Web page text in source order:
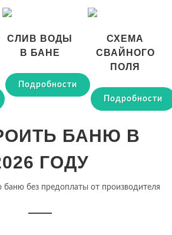
СЛИВ ВОДЫ
В БАНЕ
Подробности
СХЕМА
СВАЙНОГО
ПОЛЯ
Подробности
БАНЮ В
ГОДУ
баню без предоплаты от производителя